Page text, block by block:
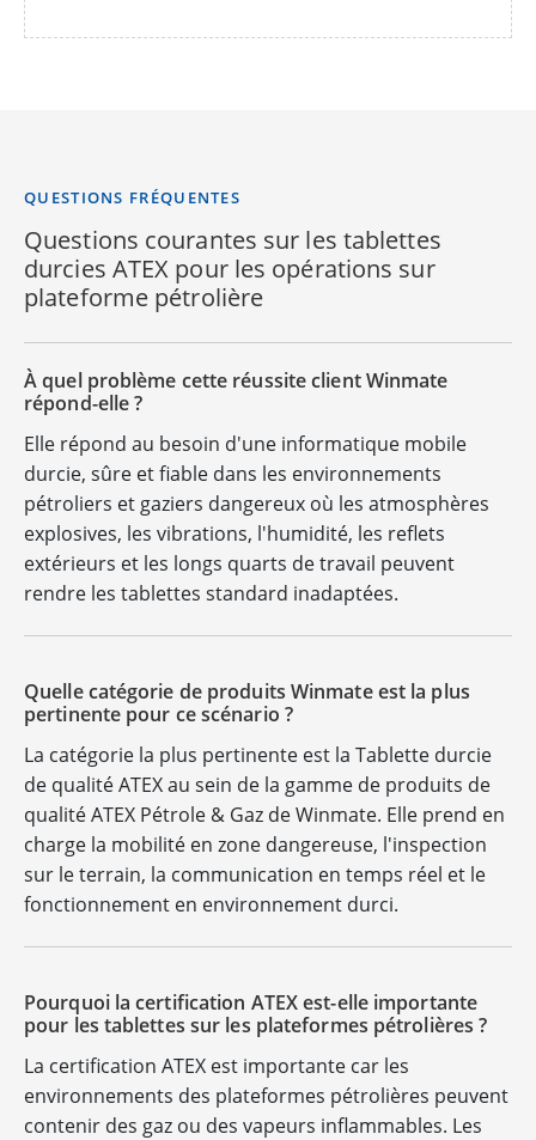
QUESTIONS FRÉQUENTES
Questions courantes sur les tablettes
durcies ATEX pour les opérations sur
plateforme pétrolière
À quel problème cette réussite client Winmate
répond-elle ?
Elle répond au besoin d'une informatique mobile
durcie, sûre et fiable dans les environnements
pétroliers et gaziers dangereux où les atmosphères
explosives, les vibrations, l'humidité, les reflets
extérieurs et les longs quarts de travail peuvent
rendre les tablettes standard inadaptées.
Quelle catégorie de produits Winmate est la plus
pertinente pour ce scénario ?
La catégorie la plus pertinente est la Tablette durcie
de qualité ATEX au sein de la gamme de produits de
qualité ATEX Pétrole & Gaz de Winmate. Elle prend en
charge la mobilité en zone dangereuse, l'inspection
sur le terrain, la communication en temps réel et le
fonctionnement en environnement durci.
Pourquoi la certification ATEX est-elle importante
pour les tablettes sur les plateformes pétrolières ?
La certification ATEX est importante car les
environnements des plateformes pétrolières peuvent
contenir des gaz ou des vapeurs inflammables. Les